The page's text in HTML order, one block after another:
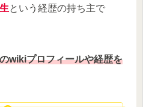
という経歴の持ち主で
wikiプロフィールや経歴を